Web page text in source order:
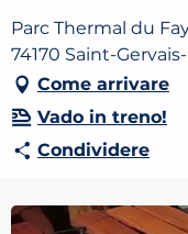
Parc Thermal du
74170 Saint-
Come arrivare
Vado in treno!
Condividere